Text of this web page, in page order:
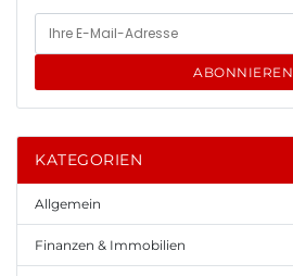
ABONNIEREN
KATEGORIEN
Allgemein
Finanzen & Immobilien